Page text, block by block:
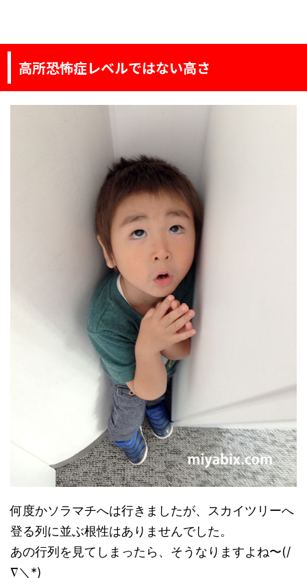
高所恐怖症レベルではない高さ
何度かソラマチへは行きましたが、スカイツリーへ
登る列に並ぶ根性はありませんでした。
あの行列を見てしまったら、そうなりますよね〜(/
∇＼*)